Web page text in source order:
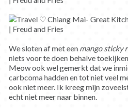
We sloten af met een mango sticky
niets voor te doen behalve
Meow ook wel gemerkt dat we
carbcoma hadden en tot niet veel
ook niet meer. Ik kreeg mijn
echt niet meer naar binnen.